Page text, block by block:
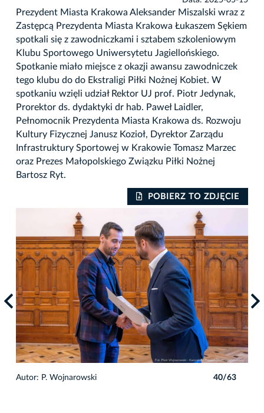
Prezydent Miasta Krakowa Aleksander Miszalski wraz z
Zastępcą Prezydenta Miasta Krakowa Łukaszem Sękiem
spotkali się z zawodniczkami i sztabem szkoleniowym
Klubu Sportowego Uniwersytetu Jagiellońskiego.
Spotkanie miało miejsce z okazji awansu zawodniczek
tego klubu do do Ekstraligi Piłki Nożnej Kobiet. W
spotkaniu wzięli udział Rektor UJ prof. Piotr Jedynak,
Prorektor ds. dydaktyki dr hab. Paweł Laidler,
Pełnomocnik Prezydenta Miasta Krakowa ds. Rozwoju
Kultury Fizycznej Janusz Kozioł, Dyrektor Zarządu
Infrastruktury Sportowej w Krakowie Tomasz Marzec
oraz Prezes Małopolskiego Związku Piłki Nożnej
Bartosz Ryt.
POBIERZ TO ZDJĘCIE
Autor: P. Wojnarowski 40/63